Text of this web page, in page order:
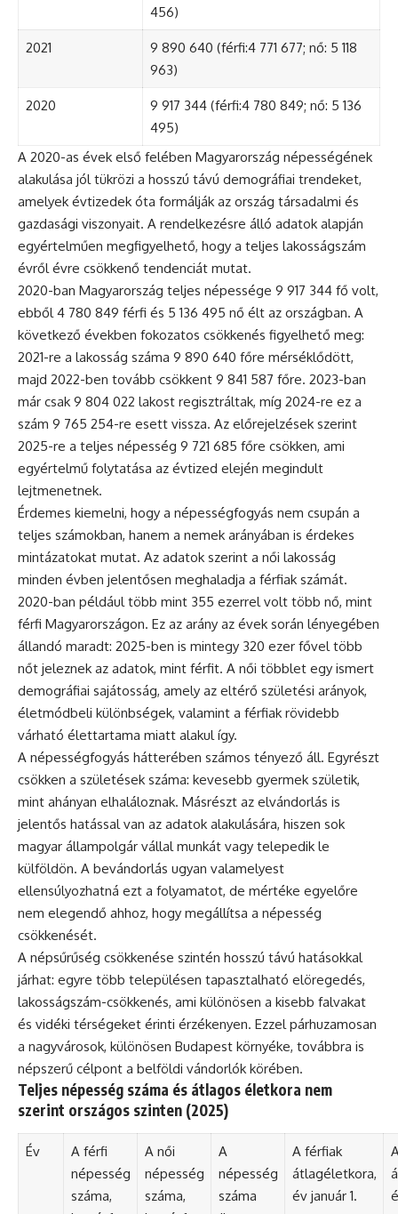
456)
2021
9 890 640 (férfi:4 771 677; nő: 5 118
963)
2020
9 917 344 (férfi:4 780 849; nő: 5 136
495)
A 2020-as évek első felében Magyarország népességének
alakulása jól tükrözi a hosszú távú demográfiai trendeket,
amelyek évtizedek óta formálják az ország társadalmi és
gazdasági viszonyait. A rendelkezésre álló adatok alapján
egyértelműen megfigyelhető, hogy a teljes lakosságszám
évről évre csökkenő tendenciát mutat.
2020-ban Magyarország teljes népessége 9 917 344 fő volt,
ebből 4 780 849 férfi és 5 136 495 nő élt az országban. A
következő években fokozatos csökkenés figyelhető meg:
2021-re a lakosság száma 9 890 640 főre mérséklődött,
majd 2022-ben tovább csökkent 9 841 587 főre. 2023-ban
már csak 9 804 022 lakost regisztráltak, míg 2024-re ez a
szám 9 765 254-re esett vissza. Az előrejelzések szerint
2025-re a teljes népesség 9 721 685 főre csökken, ami
egyértelmű folytatása az évtized elején megindult
lejtmenetnek.
Érdemes kiemelni, hogy a népességfogyás nem csupán a
teljes számokban, hanem a nemek arányában is érdekes
mintázatokat mutat. Az adatok szerint a női lakosság
minden évben jelentősen meghaladja a férfiak számát.
2020-ban például több mint 355 ezerrel volt több nő, mint
férfi Magyarországon. Ez az arány az évek során lényegében
állandó maradt: 2025-ben is mintegy 320 ezer fővel több
nőt jeleznek az adatok, mint férfit. A női többlet egy ismert
demográfiai sajátosság, amely az eltérő születési arányok,
életmódbeli különbségek, valamint a férfiak rövidebb
várható élettartama miatt alakul így.
A népességfogyás hátterében számos tényező áll. Egyrészt
csökken a születések száma: kevesebb gyermek születik,
mint ahányan elhaláloznak. Másrészt az elvándorlás is
jelentős hatással van az adatok alakulására, hiszen sok
magyar állampolgár vállal munkát vagy telepedik le
külföldön. A bevándorlás ugyan valamelyest
ellensúlyozhatná ezt a folyamatot, de mértéke egyelőre
nem elegendő ahhoz, hogy megállítsa a népesség
csökkenését.
A népsűrűség csökkenése szintén hosszú távú hatásokkal
járhat: egyre több településen tapasztalható elöregedés,
lakosságszám-csökkenés, ami különösen a kisebb falvakat
és vidéki térségeket érinti érzékenyen. Ezzel párhuzamosan
a nagyvárosok, különösen Budapest környéke, továbbra is
népszerű célpont a belföldi vándorlók körében.
Teljes népesség száma és átlagos életkora nem
szerint országos szinten (2025)
Év
A férfi
népesség
száma,
A női
népesség
száma,
A
népesség
száma
A férfiak
átlagéletkora,
év január 1.